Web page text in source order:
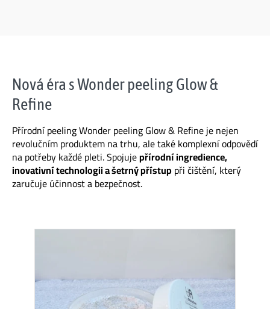
Nová éra s Wonder peeling Glow &
Refine
Přírodní peeling Wonder peeling Glow & Refine je nejen
revolučním produktem na trhu, ale také komplexní odpovědí
na potřeby každé pleti. Spojujepřírodní ingredience,
inovativní technologii a šetrný přístuppři čištění, který
zaručuje účinnost a bezpečnost.